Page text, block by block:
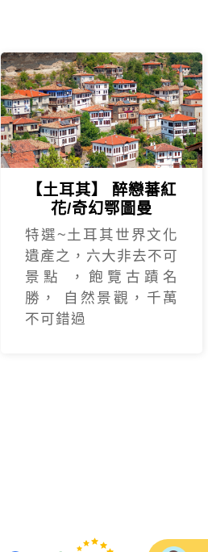
【土耳其】 醉戀蕃紅
花/奇幻鄂圖曼
特選~土耳其世界文化
遺產之，六大非去不可
景點 ，飽覽古蹟名
勝， 自然景觀，千萬
不可錯過
領隊正友